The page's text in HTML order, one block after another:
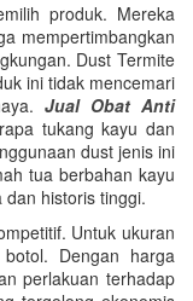
produk. Mereka
mempertimbangkan
Dust Termite
ini tidak mencemari
Jual Obat Anti
tukang kayu dan
dust jenis ini
tua berbahan kayu
historis tinggi.
Untuk ukuran
Dengan harga
perlakuan terhadap